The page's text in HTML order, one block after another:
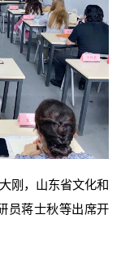
刚，山东省文化和
员蒋士秋等出席开